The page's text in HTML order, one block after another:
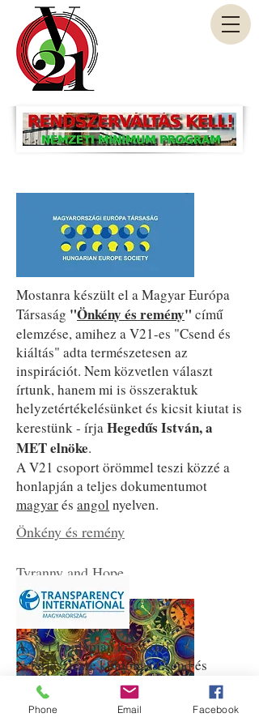
Mostanra készült el a Magyar Európa
Társaság "Önkény és remény" című
elemzése, amihez a V21-es "Csend és
kiáltás" adta természetesen az
inspirációt. Nem közvetlen választ
írtunk, hanem mi is összeraktuk
helyzetértékelésünket és kicsit kiutat is
kerestünk - írjaHegedűs István, a
MET elnöke.
A V21 csoport örömmel teszi közzé a
honlapján a teljes dokumentumot
magyarés angol nyelven.
Önkény és remény
Tyranny and Hope
A V21 honlapján keresztül
is terjesztésre küldöm a Csend és
kiáltás anyag vitájára készített és
bemutatott
Korrupció
Phone Email Facebook